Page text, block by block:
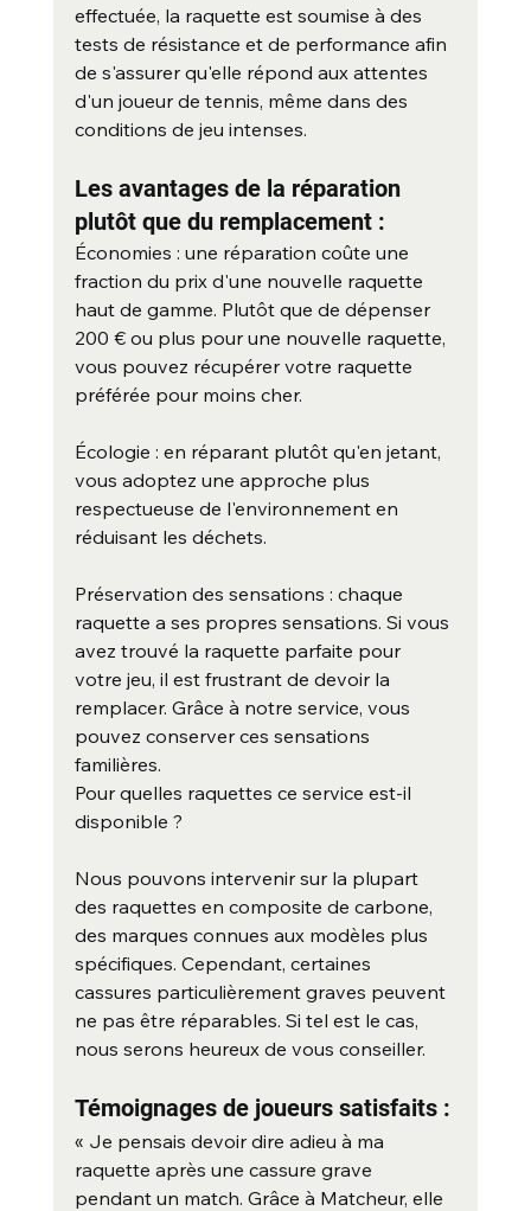
effectuée, la raquette est soumise à des
tests de résistance et de performance afin
de s'assurer qu'elle répond aux attentes
d'un joueur de tennis, même dans des
conditions de jeu intenses.
Les avantages de la réparation
plutôt que du remplacement :
Économies : une réparation coûte une
fraction du prix d'une nouvelle raquette
haut de gamme. Plutôt que de dépenser
200 € ou plus pour une nouvelle raquette,
vous pouvez récupérer votre raquette
préférée pour moins cher.
Écologie : en réparant plutôt qu'en jetant,
vous adoptez une approche plus
respectueuse de l'environnement en
réduisant les déchets.
Préservation des sensations : chaque
raquette a ses propres sensations. Si vous
avez trouvé la raquette parfaite pour
votre jeu, il est frustrant de devoir la
remplacer. Grâce à notre service, vous
pouvez conserver ces sensations
familières.
Pour quelles raquettes ce service est-il
disponible ?
Nous pouvons intervenir sur la plupart
des raquettes en composite de carbone,
des marques connues aux modèles plus
spécifiques. Cependant, certaines
cassures particulièrement graves peuvent
ne pas être réparables. Si tel est le cas,
nous serons heureux de vous conseiller.
Témoignages de joueurs satisfaits :
« Je pensais devoir dire adieu à ma
raquette après une cassure grave
pendant un match. Grâce à Matcheur, elle